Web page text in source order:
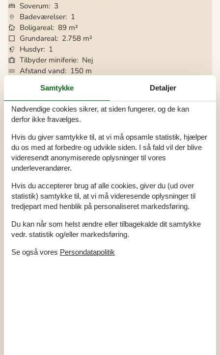
Soverum
3
Badeværelser 1
Boligareal 89 m²
Grundareal 2.758 m²
Husdyr 1
Tilbyder miniferie Nej
Afstand vand
150 m
Internet Ja
Parabol/kabel TV Ja
Brændeovn Ja
Vaskemaskine Ja
Opvaskemaskine Ja
Ikkeryger Ja
Energivenligt Ja
Alle faciliteter
Opholdsrum
Gulv: Træ
Radio
Brændeovn
Fladskærms-TV
Samtykke Detaljer
Nødvendige cookies sikrer, at siden fungerer, og de kan
derfor ikke fravælges.
Hvis du giver samtykke til, at vi må opsamle statistik, hjælper
du os med at forbedre og udvikle siden. I så fald vil der blive
videresendt anonymiserede oplysninger til vores
underleverandører.
Hvis du accepterer brug af alle cookies, giver du (ud over
statistik) samtykke til, at vi må videresende oplysninger til
tredjepart med henblik på personaliseret markedsføring.
Du kan når som helst ændre eller tilbagekalde dit samtykke
vedr. statistik og/eller markedsføring.
Se også vores Persondatapolitik